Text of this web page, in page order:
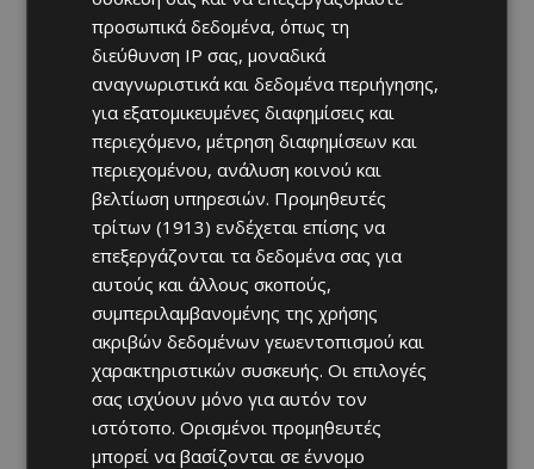
προσωπικά δεδομένα, όπως τη
διεύθυνση IP σας, μοναδικά
αναγνωριστικά και δεδομένα περιήγησης,
για εξατομικευμένες διαφημίσεις και
περιεχόμενο, μέτρηση διαφημίσεων και
περιεχομένου, ανάλυση κοινού και
βελτίωση υπηρεσιών. Προμηθευτές
τρίτων (1913) ενδέχεται επίσης να
επεξεργάζονται τα δεδομένα σας για
αυτούς και άλλους σκοπούς,
συμπεριλαμβανομένης της χρήσης
ακριβών δεδομένων γεωεντοπισμού και
χαρακτηριστικών συσκευής. Οι επιλογές
σας ισχύουν μόνο για αυτόν τον
ιστότοπο. Ορισμένοι προμηθευτές
μπορεί να βασίζονται σε έννομο